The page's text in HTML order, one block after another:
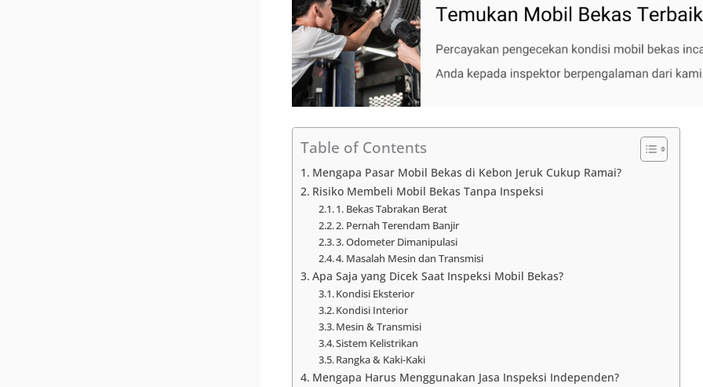
Table of Contents
Mengapa Pasar Mobil Bekas di Kebon Jeruk Cukup Ramai?
Risiko Membeli Mobil Bekas Tanpa Inspeksi
1. Bekas Tabrakan Berat
2. Pernah Terendam Banjir
3. Odometer Dimanipulasi
4. Masalah Mesin dan Transmisi
Apa Saja yang Dicek Saat Inspeksi Mobil Bekas?
Kondisi Eksterior
Kondisi Interior
Mesin & Transmisi
Sistem Kelistrikan
Rangka & Kaki-Kaki
Mengapa Harus Menggunakan Jasa Inspeksi Independen?